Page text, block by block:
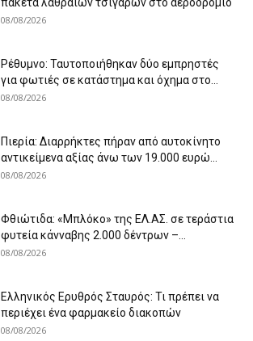
πακέτα λαθραίων τσιγάρων στο αεροδρόμιο
08/08/2026
Ρέθυμνο: Ταυτοποιήθηκαν δύο εμπρηστές
για φωτιές σε κατάστημα και όχημα στο...
08/08/2026
Πιερία: Διαρρήκτες πήραν από αυτοκίνητο
αντικείμενα αξίας άνω των 19.000 ευρώ...
08/08/2026
Φθιώτιδα: «Μπλόκο» της ΕΛ.ΑΣ. σε τεράστια
φυτεία κάνναβης 2.000 δέντρων –...
08/08/2026
Ελληνικός Ερυθρός Σταυρός: Τι πρέπει να
περιέχει ένα φαρμακείο διακοπών
08/08/2026